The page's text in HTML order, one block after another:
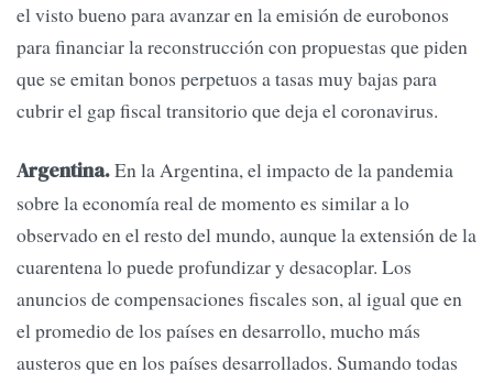
el visto bueno para avanzar en la emisión de eurobonos
para financiar la reconstrucción con propuestas que piden
que se emitan bonos perpetuos a tasas muy bajas para
cubrir el gap fiscal transitorio que deja el coronavirus.
Argentina.En la Argentina, el impacto de la pandemia
sobre la economía real de momento es similar a lo
observado en el resto del mundo, aunque la extensión de la
cuarentena lo puede profundizar y desacoplar. Los
anuncios de compensaciones fiscales son, al igual que en
el promedio de los países en desarrollo, mucho más
austeros que en los países desarrollados. Sumando todas